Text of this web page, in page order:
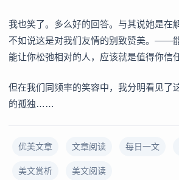
我也笑了。多么好的回答。与其说她是在
不如说这是对我们友情的别致赞美。——
能让你松弛相对的人，应该就是值得你信
但在我们同频率的笑容中，我分明看见了
的孤独……
优美文章 文章阅读 每日一文
美文赏析 美文阅读